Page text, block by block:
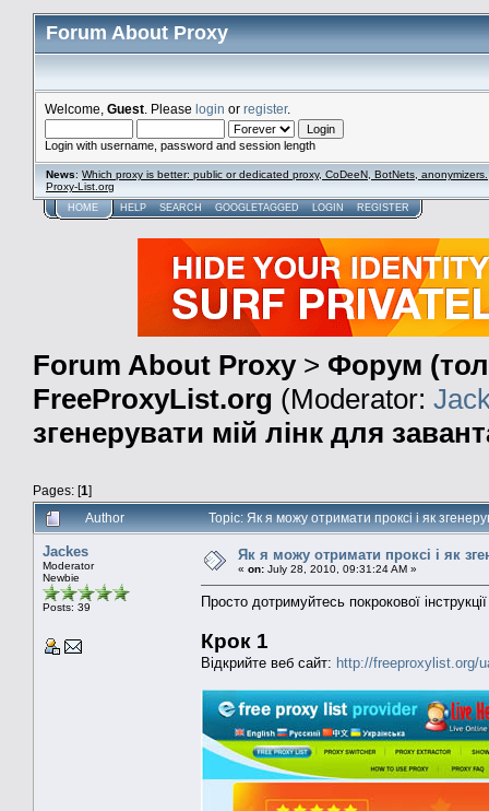
Forum About Proxy
Welcome, Guest . Please login or register.
Login with username, password and session length
News: Which proxy is better: public or dedicated proxy, CoDeeN, BotNets, anonymizers.
Proxy-List.org
HOME HELP SEARCH GOOGLETAGGED LOGIN REGISTER
Forum About Proxy> Форум
FreeProxyList.org (Moderator:
згенерувати мій лінк для
Pages: [1]
Author
Topic: Як я можу отримати проксі і як
Jackes
Moderator
Newbie
Posts: 39
Як я можу отримати проксі і як
« on: July 28, 2010, 09:31:24 AM »
Просто дотримуйтесь покрокової
Крок 1
Відкрийте веб сайт: http://freeproxylist.org/